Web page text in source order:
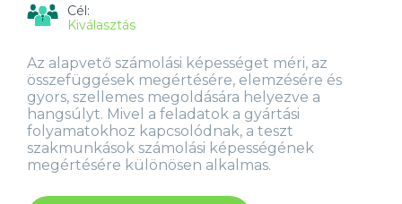
Cél:
Kiválasztás
Az alapvető számolási képességet méri, az
összefüggések megértésére, elemzésére és
gyors, szellemes megoldására helyezve a
hangsúlyt. Mivel a feladatok a gyártási
folyamatokhoz kapcsolódnak, a teszt
szakmunkások számolási képességének
megértésére különösen alkalmas.